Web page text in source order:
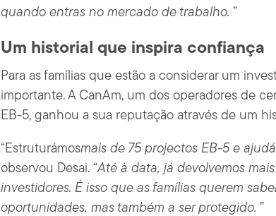
quando entras no mercado de trabalho. ”
Um historial que inspira confiança
Para as famílias que estão a considerar um
importante. A CanAm, um dos operadores de
EB-5, ganhou a sua reputação através de um
“Estruturámosmais de 75 projectos EB-5 e
observou Desai. “Até à data, já devolvemos
investidores. É isso que as famílias querem
oportunidades, mas também a ser protegido. ”